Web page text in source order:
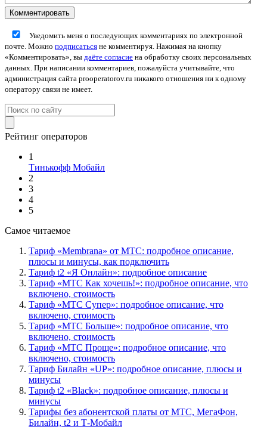
Уведомить меня о последующих комментариях по электронной
почте. Можно подписаться не комментируя. Нажимая на кнопку
«Комментировать», вы даёте согласие на обработку своих персональных
данных. При написании комментариев, пожалуйста учитывайте, что
администрация сайта prooperatorov.ru никакого отношения ни к одному
оператору связи не имеет.
Рейтинг операторов
1
Тинькофф Мобайл
2
3
4
5
Самое читаемое
Тариф «Membrana» от МТС: подробное описание,
плюсы и минусы, как подключить
Тариф t2 «Я Онлайн»: подробное описание
Тариф «МТС Как хочешь!»: подробное описание, что
включено, стоимость
Тариф «МТС Супер»: подробное описание, что
включено, стоимость
Тариф «МТС Больше»: подробное описание, что
включено, стоимость
Тариф «МТС Проще»: подробное описание, что
включено, стоимость
Тариф Билайн «UP»: подробное описание, плюсы и
минусы
Тариф t2 «Black»: подробное описание, плюсы и
минусы
Тарифы без абонентской платы от МТС, МегаФон,
Билайн, t2 и Т-Мобайл